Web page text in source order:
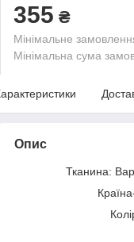
355 ₴
Мінімальне
Мінімальна сума
Опис
Тканина: